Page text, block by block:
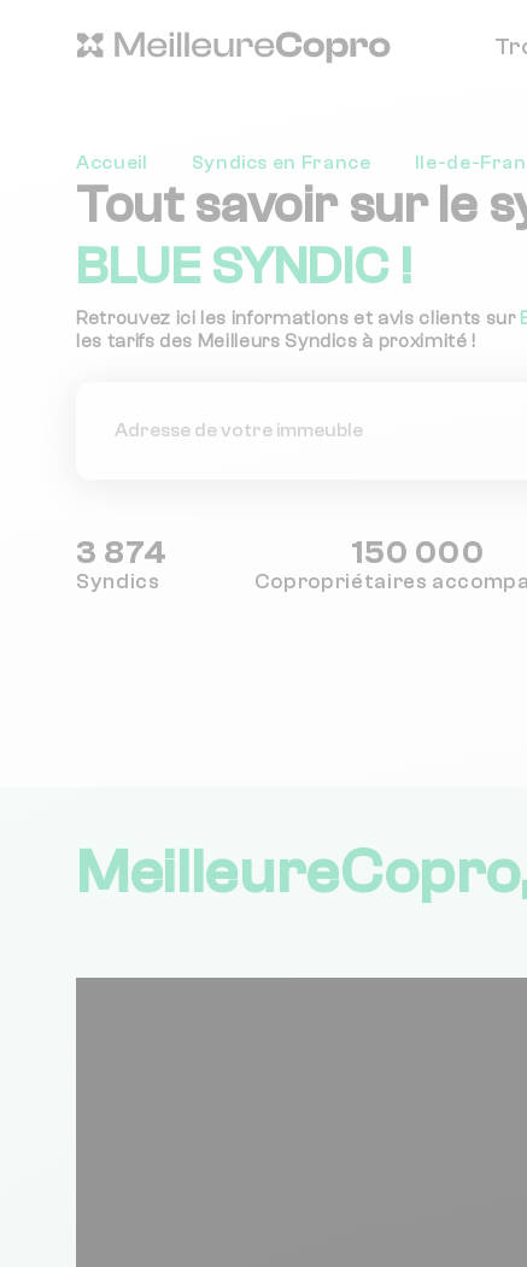
Accueil Syndics en France Ile-de-
Tout savoir sur le
BLUE SYNDIC !
Retrouvez ici les informations et avis clients sur
les tarifs des Meilleurs Syndics à proximité !
3 874
Syndics
150 000
Copropriétaires